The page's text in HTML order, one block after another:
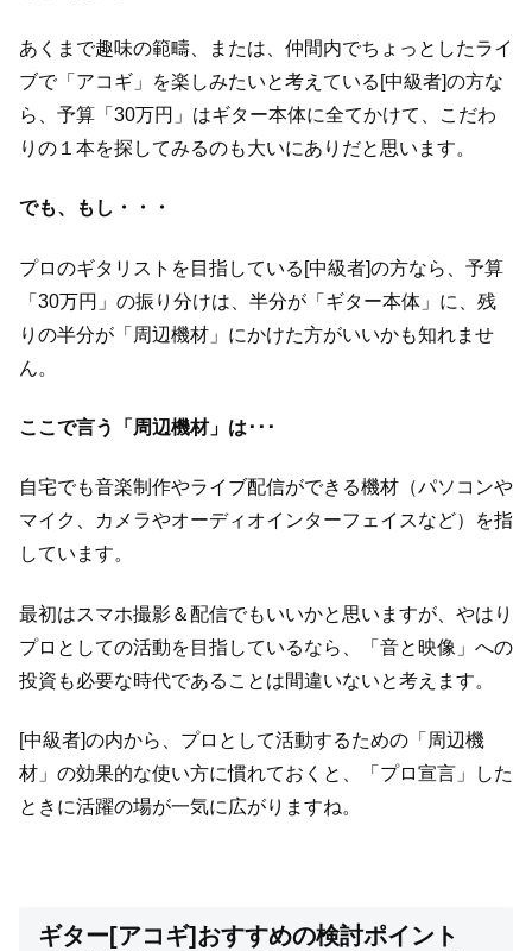
あくまで趣味の範疇、または、仲間内でちょっとしたライ
ブで「アコギ」を楽しみたいと考えている[中級者]の方な
ら、予算「30万円」はギター本体に全てかけて、こだわ
りの１本を探してみるのも大いにありだと思います。
でも、もし・・・
プロのギタリストを目指している[中級者]の方なら、予算
「30万円」の振り分けは、半分が「ギター本体」に、残
りの半分が「周辺機材」にかけた方がいいかも知れませ
ん。
ここで言う「周辺機材」は･･･
自宅でも音楽制作やライブ配信ができる機材（パソコンや
マイク、カメラやオーディオインターフェイスなど）を指
しています。
最初はスマホ撮影＆配信でもいいかと思いますが、やはり
プロとしての活動を目指しているなら、「音と映像」への
投資も必要な時代であることは間違いないと考えます。
[中級者]の内から、プロとして活動するための「周辺機
材」の効果的な使い方に慣れておくと、「プロ宣言」した
ときに活躍の場が一気に広がりますね。
ギター[アコギ]おすすめの検討ポイント